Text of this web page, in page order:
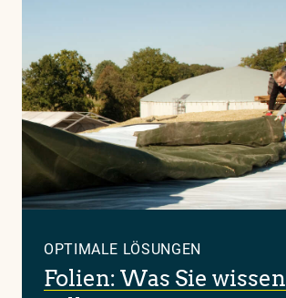
OPTIMALE LÖSUNGEN
Folien: Was Sie wissen